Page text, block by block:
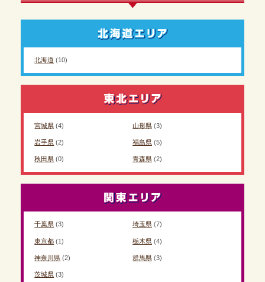
北海道 (10)
宮城県 (4) 山形県(3)
岩手県 (2) 福島県(5)
秋田県 (0) 青森県(2)
千葉県 (3) 埼玉県(7)
東京都 (1) 栃木県(4)
神奈川県 (2) 群馬県(3)
茨城県 (3)